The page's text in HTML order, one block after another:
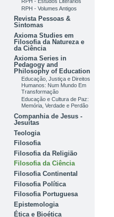
RPH - Volumes Antigos
Revista Pessoas &
Sintomas
Axioma Studies em
Filosofia da Natureza e
da Ciência
Axioma Series in
Pedagogy and
Philosophy of Education
Educação, Justiça e Direitos
Humanos: Num Mundo Em
Transformação
Educação e Cultura de Paz:
Memória, Verdade e Perdão
Companhia de Jesus -
Jesuítas
Teologia
Filosofia
Filosofia da Religião
Filosofia da Ciência
Filosofia Continental
Filosofia Política
Filosofia Portuguesa
Epistemologia
Ética e Bioética